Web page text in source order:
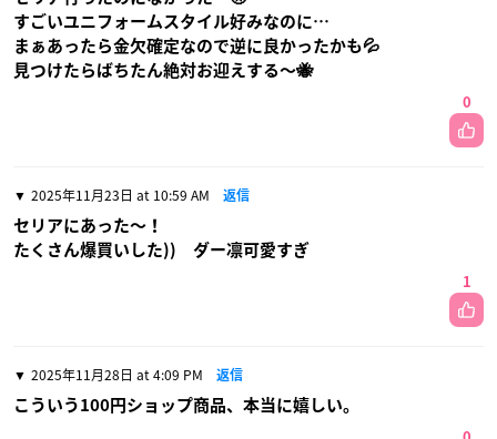
すごいユニフォームスタイル好みなのに…
まぁあったら金欠確定なので逆に良かったかも💦
見つけたらばちたん絶対お迎えする〜🐝
0
2025年11月23日 at 10:59 AM 返信
セリアにあった〜！
たくさん爆買いした)) ダー凛可愛すぎ
1
2025年11月28日 at 4:09 PM 返信
こういう100円ショップ商品、本当に嬉しい。